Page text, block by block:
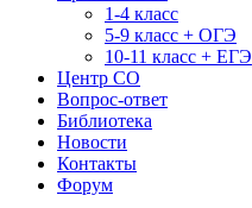
1-4 класс
5-9 класс + ОГЭ
10-11 класс + ЕГЭ
Центр СО
Вопрос-ответ
Библиотека
Новости
Контакты
Форум